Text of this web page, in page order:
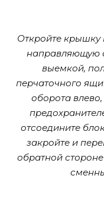
Откройте крышку
направляющую
выемкой,
перчаточного
оборота
отсоедините
закройте и
обратной